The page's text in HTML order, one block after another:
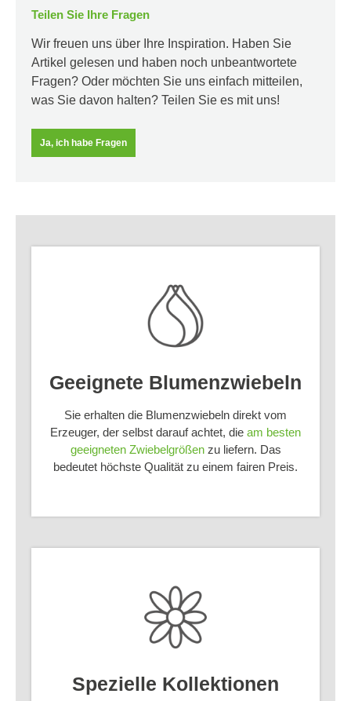
Teilen Sie Ihre Fragen
Wir freuen uns über Ihre Inspiration. Haben Sie
Artikel gelesen und haben noch unbeantwortete
Fragen? Oder möchten Sie uns einfach mitteilen,
was Sie davon halten? Teilen Sie es mit uns!
Ja, ich habe Fragen
Geeignete Blumenzwiebeln
Sie erhalten die Blumenzwiebeln direkt vom
Erzeuger, der selbst darauf achtet, die am besten
geeigneten Zwiebelgrößenzu liefern. Das
bedeutet höchste Qualität zu einem fairen Preis.
Spezielle Kollektionen